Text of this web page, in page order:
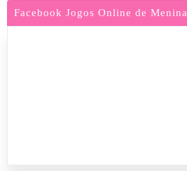
Facebook Jogos Online de Menina